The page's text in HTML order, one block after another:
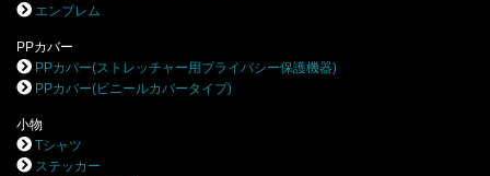
エンブレム
PPカバー
PPカバー(ストレッチャー用プライバシー保護機器)
PPカバー(ビニールカバータイプ)
小物
Tシャツ
ステッカー